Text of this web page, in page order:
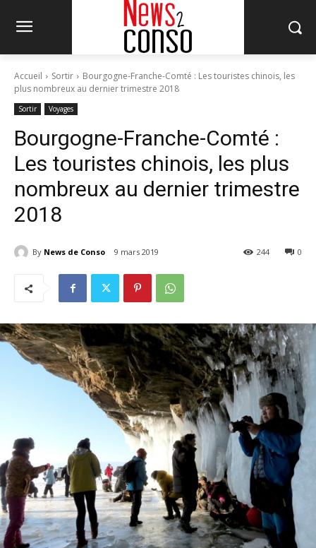
Accueil Sortir
Bourgogne-Franche-Comté : Les touristes chinois, les
plus nombreux au dernier trimestre 2018
Sortir Voyages
Bourgogne-Franche-Comté :
Les touristes chinois, les plus
nombreux au dernier trimestre
2018
By News de Conso 9 mars 2019 0
244